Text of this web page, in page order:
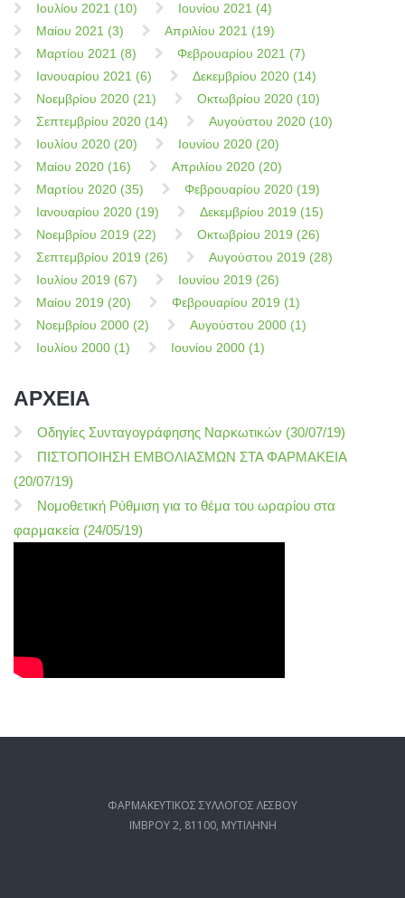
Ιουλίου 2021 (10)
Ιουνίου 2021 (4)
Μαίου 2021 (3)
Απριλίου 2021 (19)
Μαρτίου 2021 (8)
Φεβρουαρίου 2021 (7)
Ιανουαρίου 2021 (6)
Δεκεμβρίου 2020 (14)
Νοεμβρίου 2020 (21)
Οκτωβρίου 2020 (10)
Σεπτεμβρίου 2020 (14)
Αυγούστου 2020 (10)
Ιουλίου 2020 (20)
Ιουνίου 2020 (20)
Μαίου 2020 (16)
Απριλίου 2020 (20)
Μαρτίου 2020 (35)
Φεβρουαρίου 2020 (19)
Ιανουαρίου 2020 (19)
Δεκεμβρίου 2019 (15)
Νοεμβρίου 2019 (22)
Οκτωβρίου 2019 (26)
Σεπτεμβρίου 2019 (26)
Αυγούστου 2019 (28)
Ιουλίου 2019 (67)
Ιουνίου 2019 (26)
Μαίου 2019 (20)
Φεβρουαρίου 2019 (1)
Νοεμβρίου 2000 (2)
Αυγούστου 2000 (1)
Ιουλίου 2000 (1)
Ιουνίου 2000 (1)
ΑΡΧΕΙΑ
Οδηγίες Συνταγογράφησης Ναρκωτικών (30/07/19)
ΠΙΣΤΟΠΟΙΗΣΗ ΕΜΒΟΛΙΑΣΜΩΝ ΣΤΑ ΦΑΡΜΑΚΕΙΑ
(20/07/19)
Νομοθετική Ρύθμιση για το θέμα του ωραρίου στα
φαρμακεία (24/05/19)
ΦΑΡΜΑΚΕΥΤΙΚΟΣ ΣΥΛΛΟΓΟΣ ΛΕΣΒΟΥ
ΙΜΒΡΟΥ 2, 81100, ΜΥΤΙΛΗΝΗ